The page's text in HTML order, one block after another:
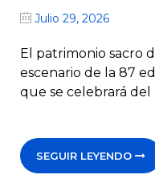
Julio 29, 2026
El patrimonio sacro
escenario de la 87
que se celebrará del
SEGUIR LEYENDO